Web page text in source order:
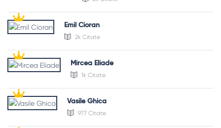
Emil Cioran
2k Citate
Mircea Eliade
1k Citate
Vasile Ghica
977 Citate